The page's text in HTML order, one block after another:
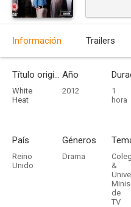
Información Trailers
Título original
White
Heat
Año
2012
1
hora
País
Reino
Unido
Géneros
Drama
&
de
TV